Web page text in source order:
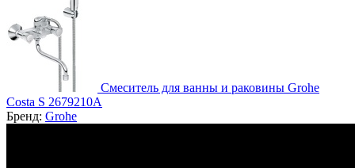
Смеситель для ванны и раковины Grohe
Costa S 2679210A
Бренд: Grohe